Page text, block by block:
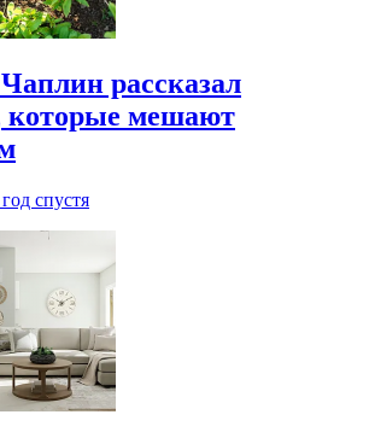
рассказал
которые мешают
спустя